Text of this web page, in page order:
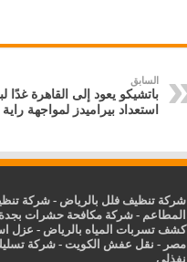
السابق
باتشيكو يعود إلى القاهرة غدًا
استعداد بيراميدز لمواجهة راية
شركة تنظيف فلل بالرياض -شركة
المطاعم -شركة مكافحة حشرات بجدة
كشف تسربات المياه بالرياض - عزل
مصر - نقل عفش الكويت -شركة
نفذلي